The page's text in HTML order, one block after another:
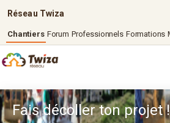
Réseau Twiza
Chantiers Forum Professionnels Formations
Fais décoller ton projet !